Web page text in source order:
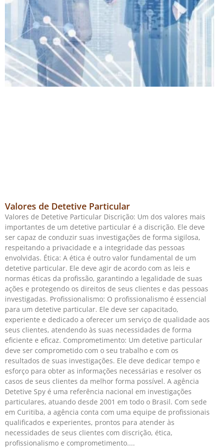
Valores de Detetive Particular
Valores de Detetive Particular Discrição: Um dos valores mais
importantes de um detetive particular é a discrição. Ele deve
ser capaz de conduzir suas investigações de forma sigilosa,
respeitando a privacidade e a integridade das pessoas
envolvidas. Ética: A ética é outro valor fundamental de um
detetive particular. Ele deve agir de acordo com as leis e
normas éticas da profissão, garantindo a legalidade de suas
ações e protegendo os direitos de seus clientes e das pessoas
investigadas. Profissionalismo: O profissionalismo é essencial
para um detetive particular. Ele deve ser capacitado,
experiente e dedicado a oferecer um serviço de qualidade aos
seus clientes, atendendo às suas necessidades de forma
eficiente e eficaz. Comprometimento: Um detetive particular
deve ser comprometido com o seu trabalho e com os
resultados de suas investigações. Ele deve dedicar tempo e
esforço para obter as informações necessárias e resolver os
casos de seus clientes da melhor forma possível. A agência
Detetive Spy é uma referência nacional em investigações
particulares, atuando desde 2001 em todo o Brasil. Com sede
em Curitiba, a agência conta com uma equipe de profissionais
qualificados e experientes, prontos para atender às
necessidades de seus clientes com discrição, ética,
profissionalismo e comprometimento.